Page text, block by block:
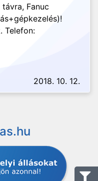
Fanuc
Telefon:
2018. 10. 12.